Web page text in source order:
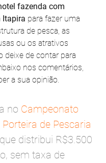
fazenda com
Itapira para fazer uma
de pesca, as
ou os atrativos
deixe de contar para
nos comentários,
a sua opinião.
no Campeonato
de Pescaria
distribui R$3.500
sem taxa de